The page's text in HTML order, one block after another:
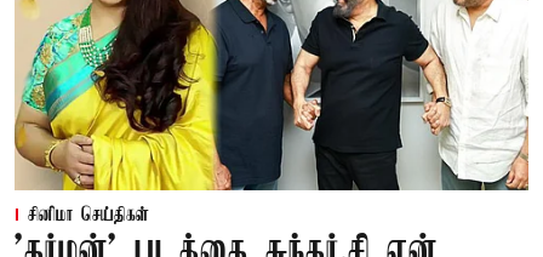
சினிமா செய்திகள்